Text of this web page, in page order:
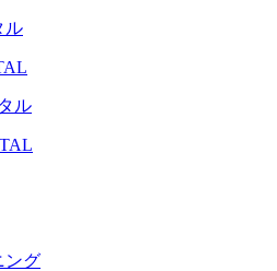
ル
ル
ング